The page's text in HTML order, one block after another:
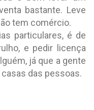
bastante. Leve
tem comércio.
particulares, é de
e pedir licença
já que a gente
das pessoas.